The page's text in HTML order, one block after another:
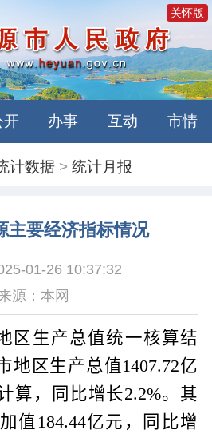
关怀版
开 办事 互动 市情
计数据 >统计月报
主要经济指标情况
01-26 10:37:32
源：本网
区生产总值统一核算结
地区生产总值1407.72亿
算 ， 同比增长2.2%。其
值 184.44亿元，同比增